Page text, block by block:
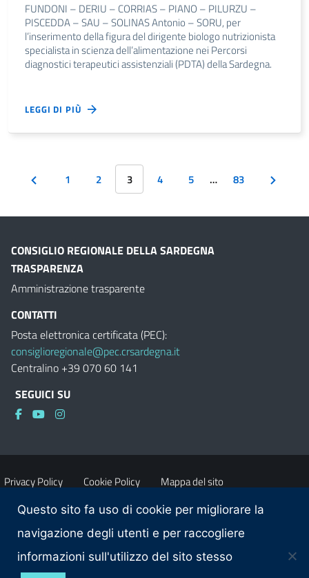
FUNDONI – DERIU – CORRIAS – PIANO – PILURZU –
PISCEDDA – SAU – SOLINAS Antonio – SORU, per
l’inserimento della figura del dirigente biologo nutrizionista
specialista in scienza dell’alimentazione nei Percorsi
diagnostici terapeutici assistenziali (PDTA) della Sardegna.
LEGGI DI PIÙ
1 2 3 4 5 … 83
CONSIGLIO REGIONALE DELLA SARDEGNA
TRASPARENZA
Amministrazione trasparente
CONTATTI
Posta elettronica certificata (PEC):
consiglioregionale@pec.crsardegna.it
Centralino +39 070 60 141
SEGUICI SU
Privacy Policy Cookie Policy Mappa del sito
Accessibilità Dichiarazione di accessibilità
Obiettivi di accessibilità Contatti
Questo sito fa uso di cookie per migliorare la
navigazione degli utenti e per raccogliere
informazioni sull'utilizzo del sito stesso